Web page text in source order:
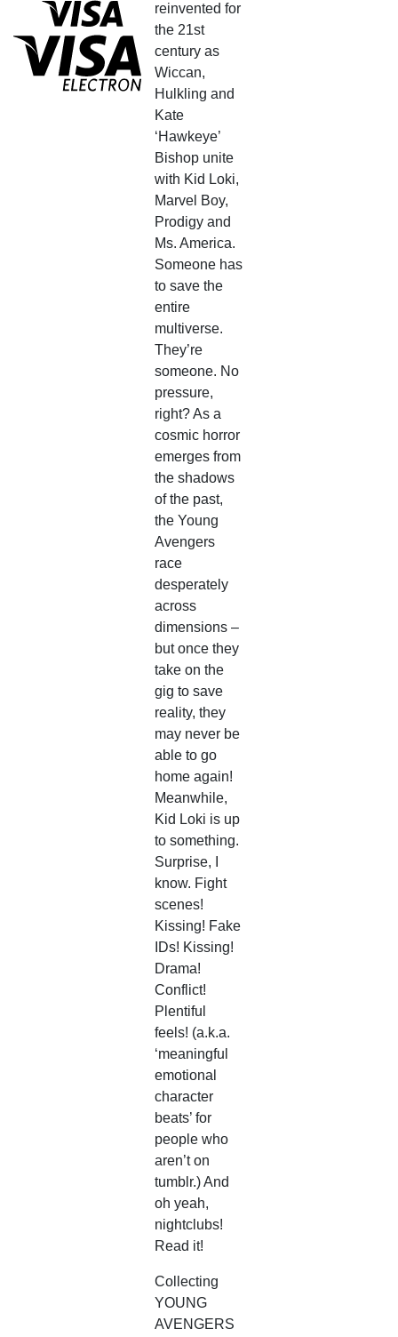
reinvented for
the 21st
century as
Wiccan,
Hulkling and
Kate
‘Hawkeye’
Bishop unite
with Kid Loki,
Marvel Boy,
Prodigy and
Ms. America.
Someone has
to save the
entire
multiverse.
They’re
someone. No
pressure,
right? As a
cosmic horror
emerges from
the shadows
of the past,
the Young
Avengers
race
desperately
across
dimensions –
but once they
take on the
gig to save
reality, they
may never be
able to go
home again!
Meanwhile,
Kid Loki is up
to something.
Surprise, I
know. Fight
scenes!
Kissing! Fake
IDs! Kissing!
Drama!
Conflict!
Plentiful
feels! (a.k.a.
‘meaningful
emotional
character
beats’ for
people who
aren’t on
tumblr.) And
oh yeah,
nightclubs!
Read it!
Collecting
YOUNG
AVENGERS